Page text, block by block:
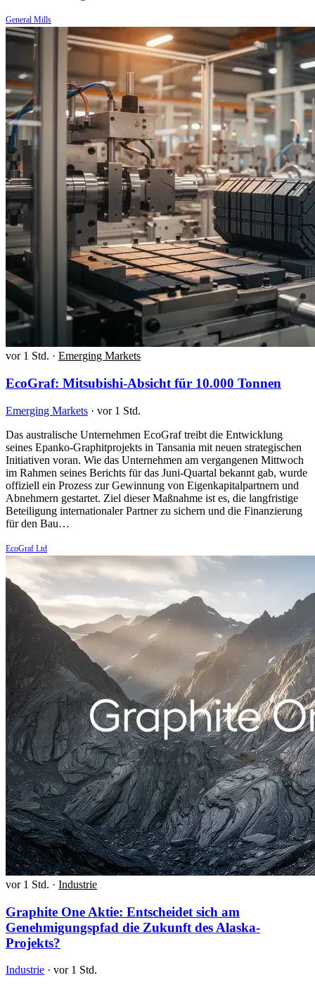
General Mills
vor 1 Std. · Emerging Markets
EcoGraf: Mitsubishi-Absicht für 10.000 Tonnen
Emerging Markets · vor 1 Std.
Das australische Unternehmen EcoGraf treibt die Entwicklung
seines Epanko-Graphitprojekts in Tansania mit neuen strategischen
Initiativen voran. Wie das Unternehmen am vergangenen Mittwoch
im Rahmen seines Berichts für das Juni-Quartal bekannt gab, wurde
offiziell ein Prozess zur Gewinnung von Eigenkapitalpartnern und
Abnehmern gestartet. Ziel dieser Maßnahme ist es, die langfristige
Beteiligung internationaler Partner zu sichern und die Finanzierung
für den Bau…
EcoGraf Ltd
vor 1 Std. · Industrie
Graphite One Aktie: Entscheidet sich am
Genehmigungspfad die Zukunft des Alaska-
Projekts?
Industrie · vor 1 Std.